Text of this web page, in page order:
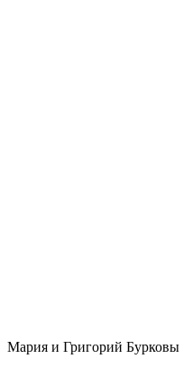
Мария и Григорий Бурковы